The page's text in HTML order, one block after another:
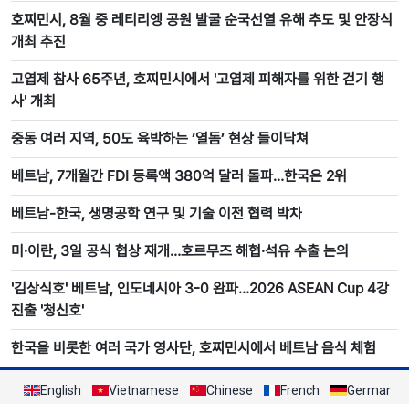
호찌민시, 8월 중 레티리엥 공원 발굴 순국선열 유해 추도 및 안장식
개최 추진
고엽제 참사 65주년, 호찌민시에서 '고엽제 피해자를 위한 걷기 행
사' 개최
중동 여러 지역, 50도 육박하는 ‘열돔’ 현상 들이닥쳐
베트남, 7개월간 FDI 등록액 380억 달러 돌파…한국은 2위
베트남-한국, 생명공학 연구 및 기술 이전 협력 박차
미·이란, 3일 공식 협상 재개…호르무즈 해협·석유 수출 논의
'김상식호' 베트남, 인도네시아 3-0 완파…2026 ASEAN Cup 4강
진출 '청신호'
한국을 비롯한 여러 국가 영사단, 호찌민시에서 베트남 음식 체험
English Vietnamese Chinese French German